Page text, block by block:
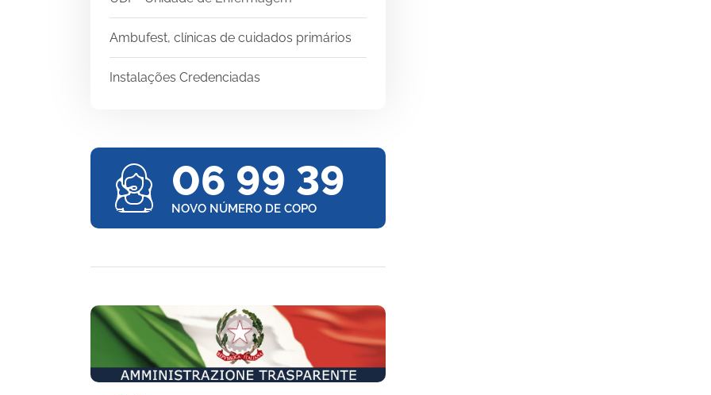
Ambufest, clínicas de cuidados primários
Instalações Credenciadas
06 99 39
NOVO NÚMERO DE COPO